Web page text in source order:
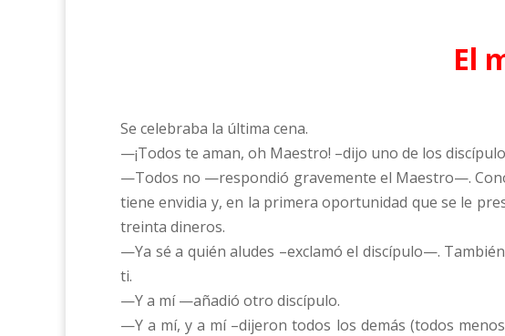
El
Se celebraba la última cena.
—¡Todos te aman, oh Maestro! –dijo uno de los
—Todos no —respondió gravemente el Maestro—.
tiene envidia y, en la primera oportunidad que se le
treinta dineros.
—Ya sé a quién aludes –exclamó el discípulo—.
ti.
—Y a mí —añadió otro discípulo.
—Y a mí, y a mí –dijeron todos los demás (todos